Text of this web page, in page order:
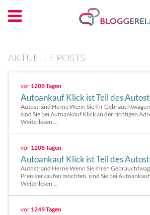
AKTUELLE POSTS
vor 1208 Tagen
Autoankauf Klick ist Teil des
Autostrand Herne Wenn Sie Ihr
sind Sie bei Autoankauf Klick an der richtigen
Weiterlesen ...
vor 1208 Tagen
Autoankauf Klick ist Teil des
Autostrand Herne Wenn Sie Ihren
Preis verkaufen möchten, sind Sie bei
Weiterlesen ...
vor 1249 Tagen